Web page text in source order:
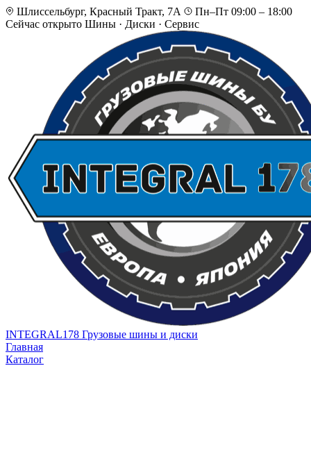
Шлиссельбург, Красный Тракт, 7А
Пн–Пт 09:00 – 18:00
Сейчас открыто Шины · Диски · Сервис
INTEGRAL178 Грузовые шины и диски
Главная
Каталог